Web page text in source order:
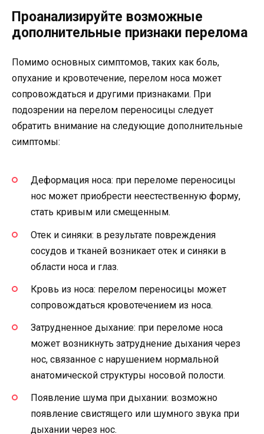
Проанализируйте возможные
дополнительные признаки перелома
Помимо основных симптомов, таких как боль,
опухание и кровотечение, перелом носа может
сопровождаться и другими признаками. При
подозрении на перелом переносицы следует
обратить внимание на следующие дополнительные
симптомы:
Деформация носа: при переломе переносицы
нос может приобрести неестественную форму,
стать кривым или смещенным.
Отек и синяки: в результате повреждения
сосудов и тканей возникает отек и синяки в
области носа и глаз.
Кровь из носа: перелом переносицы может
сопровождаться кровотечением из носа.
Затрудненное дыхание: при переломе носа
может возникнуть затруднение дыхания через
нос, связанное с нарушением нормальной
анатомической структуры носовой полости.
Появление шума при дыхании: возможно
появление свистящего или шумного звука при
дыхании через нос.